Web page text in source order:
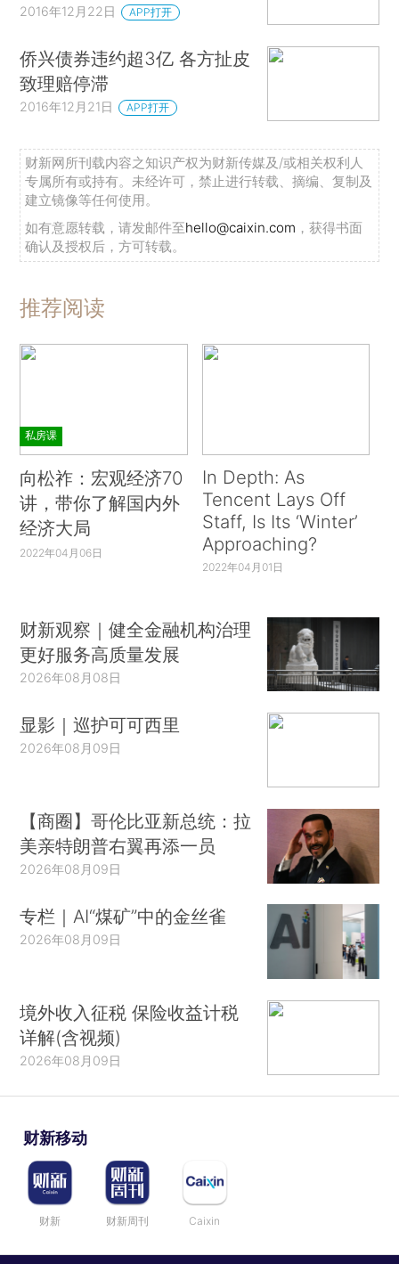
2016年12月22日 APP打开
侨兴债券违约超3亿 各方扯皮
致理赔停滞
2016年12月21日 APP打开
财新网所刊载内容之知识产权为财新传媒及/或相关权利人
专属所有或持有。未经许可，禁止进行转载、摘编、复制及
建立镜像等任何使用。
如有意愿转载，请发邮件至hello@caixin.com ，获得书面
确认及授权后，方可转载。
推荐阅读
私房课
向松祚：宏观经济70
讲，带你了解国内外
经济大局
2022年04月06日
In Depth: As
Tencent Lays Off
Staff, Is Its ‘Winter’
Approaching?
2022年04月01日
财新观察｜健全金融机构治理
更好服务高质量发展
2026年08月08日
显影｜巡护可可西里
2026年08月09日
【商圈】哥伦比亚新总统：拉
美亲特朗普右翼再添一员
2026年08月09日
专栏｜AI“煤矿”中的金丝雀
2026年08月09日
境外收入征税 保险收益计税
详解(含视频)
2026年08月09日
财新移动
财新 财新周刊 Caixin